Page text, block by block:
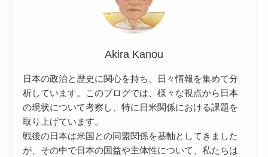
Akira Kanou
日本の政治と歴史に関心を持ち、日々情報を集めて分
析しています。このブログでは、様々な視点から日本
の現状について考察し、特に日米関係における課題を
取り上げています。
戦後の日本は米国との同盟関係を基軸としてきました
が、その中で日本の国益や主体性について、私たちは